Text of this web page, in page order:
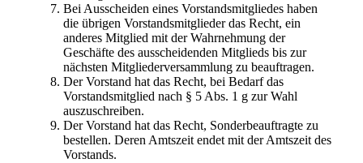
Bei Ausscheiden eines Vorstandsmitgliedes haben
die übrigen Vorstandsmitglieder das Recht, ein
anderes Mitglied mit der Wahrnehmung der
Geschäfte des ausscheidenden Mitglieds bis zur
nächsten Mitgliederversammlung zu beauftragen.
Der Vorstand hat das Recht, bei Bedarf das
Vorstandsmitglied nach § 5 Abs. 1 g zur Wahl
auszuschreiben.
Der Vorstand hat das Recht, Sonderbeauftragte zu
bestellen. Deren Amtszeit endet mit der Amtszeit des
Vorstands.